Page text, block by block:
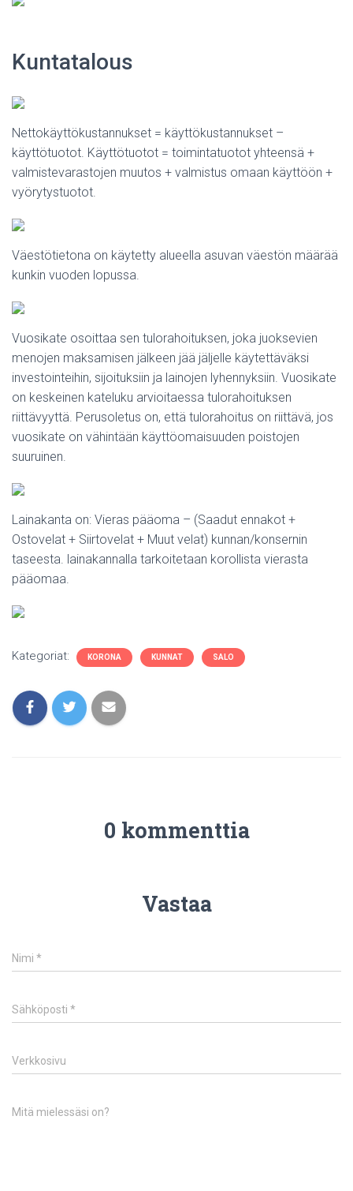
Kuntatalous
Nettokäyttökustannukset = käyttökustannukset –
käyttötuotot. Käyttötuotot = toimintatuotot yhteensä +
valmistevarastojen muutos + valmistus omaan käyttöön +
vyörytystuotot.
Väestötietona on käytetty alueella asuvan väestön määrää
kunkin vuoden lopussa.
Vuosikate osoittaa sen tulorahoituksen, joka juoksevien
menojen maksamisen jälkeen jää jäljelle käytettäväksi
investointeihin, sijoituksiin ja lainojen lyhennyksiin. Vuosikate
on keskeinen kateluku arvioitaessa tulorahoituksen
riittävyyttä. Perusoletus on, että tulorahoitus on riittävä, jos
vuosikate on vähintään käyttöomaisuuden poistojen
suuruinen.
Lainakanta on: Vieras pääoma – (Saadut ennakot +
Ostovelat + Siirtovelat + Muut velat) kunnan/konsernin
taseesta. lainakannalla tarkoitetaan korollista vierasta
pääomaa.
Kategoriat: KORONA KUNNAT SALO
0 kommenttia
Vastaa
Nimi *
Sähköposti *
Verkkosivu
Mitä mielessäsi on?